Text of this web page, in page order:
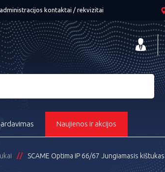
kontaktai / rekvizitai
Naujienos ir akcijos
SCAME Optima IP 66/67 Jungiamasis kištukas